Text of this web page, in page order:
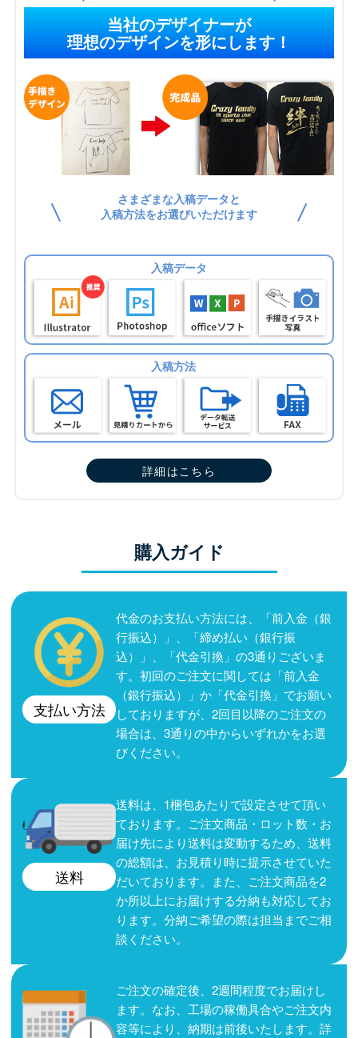
当社のデザイナーが
理想のデザインを形にします！
さまざまな入稿データと
入稿方法をお選びいただけます
入稿データ
入稿方法
詳細はこちら
購入ガイド
支払い方法
代金のお支払い方法には、「前入金（銀
行振込）」、「締め払い（銀行振
込）」、「代金引換」の3通りございま
す。初回のご注文に関しては「前入金
（銀行振込）」か「代金引換」でお願い
しておりますが、2回目以降のご注文の
場合は、3通りの中からいずれかをお選
びください。
送料
送料は、1梱包あたりで設定させて頂い
ております。ご注文商品・ロット数・お
届け先により送料は変動するため、送料
の総額は、お見積り時に提示させていた
だいております。また、ご注文商品を2
か所以上にお届けする分納も対応してお
ります。分納ご希望の際は担当までご相
談ください。
ご注文の確定後、2週間程度でお届けし
ます。なお、工場の稼働具合やご注文内
容等により、納期は前後いたします。詳